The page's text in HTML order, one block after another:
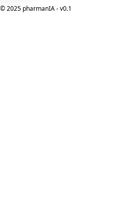
© 2025 pharmanIA - v0.1